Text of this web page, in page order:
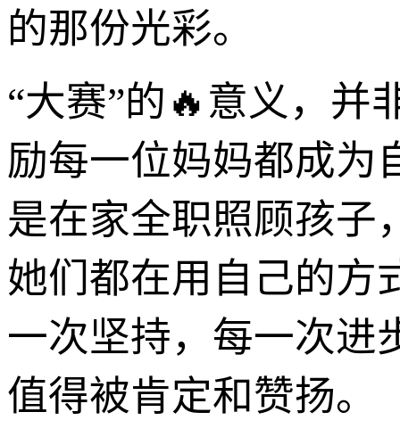
的那份光彩。
“大赛”的🔥意义，并
励每一位妈妈都成为
是在家全职照顾孩子
她们都在用自己的方
一次坚持，每一次进
值得被肯定和赞扬。